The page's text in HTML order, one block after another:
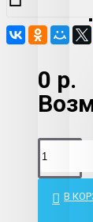
0 р.
В